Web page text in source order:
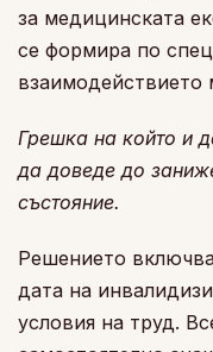
за медицинската
се формира по
Грешка на който и
да доведе до
състояние.
Решението
дата на
условия на труд.